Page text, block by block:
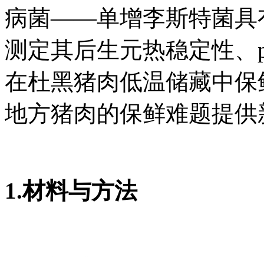
病菌——单增李斯特菌具
测定其后生元热稳定性
在杜黑猪肉低温储藏中
地方猪肉的保鲜难题提
1.材料与方法